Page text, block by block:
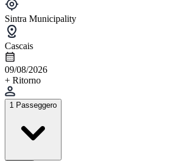
Sintra Municipality
Cascais
09/08/2026
+ Ritorno
1 Passeggero